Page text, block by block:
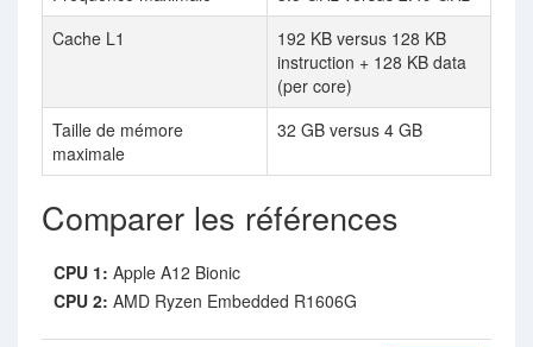
Cache L1
192 KB versus 128 KB
instruction + 128 KB data
(per core)
Taille de mémore
maximale
32 GB versus 4 GB
Comparer les références
CPU 1: Apple A12 Bionic
CPU 2: AMD Ryzen Embedded R1606G